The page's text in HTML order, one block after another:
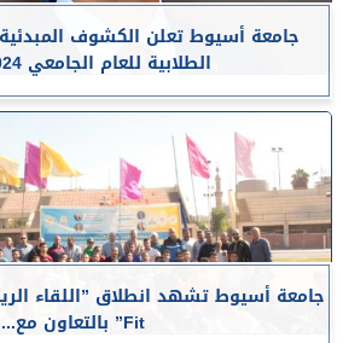
جامعة أسيوط تعلن الكشوف المبدئية
الطلابية للعام الجامعي 2024 /2025
Fit” بالتعاون مع...